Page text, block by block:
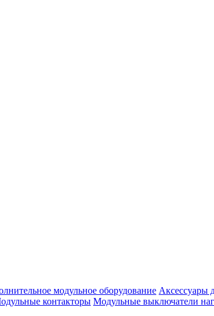
модульное оборудование Аксессуары
контакторы Модульные выключатели